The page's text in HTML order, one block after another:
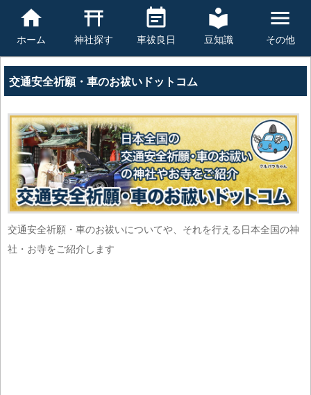
ホーム 神社探す 車祓良日 豆知識 その他
交通安全祈願・車のお祓いドットコム
交通安全祈願・車のお祓いについてや、それを行える日本全国の神
社・お寺をご紹介します